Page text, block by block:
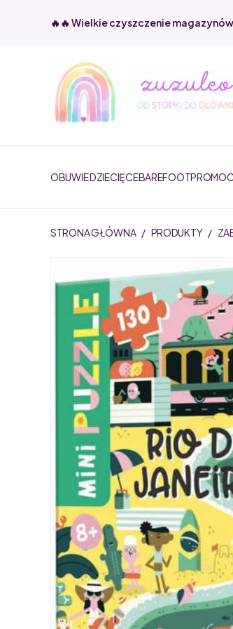
🔥🔥 Wielkie czyszczenie
OBUWIE DZIECIĘCEBAREFOOT
STRONA GŁÓWNA / PRODUKTY /